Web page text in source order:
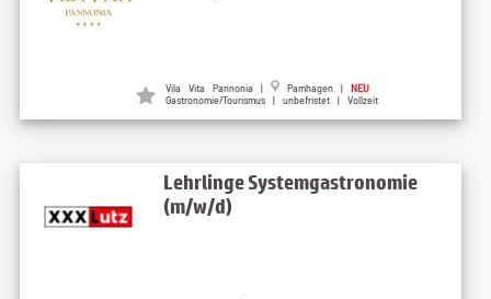
Vila Vita Pannonia | Pamhagen | NEU
Gastronomie/Tourismus | unbefristet | Vollzeit
Lehrlinge Systemgastronomie
(m/w/d)